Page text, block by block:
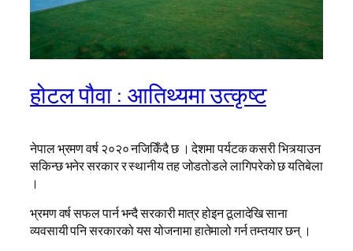
होटल पौवा : आतिथ्यमा उत्कृष्ट
नेपाल भ्रमण वर्ष २०२० नजिकिँदै छ । देशमा पर्यटक कसरी भित्र्याउन
सकिन्छ भनेर सरकार र स्थानीय तह जोडतोडले लागिपरेको छ यतिबेला
।
भ्रमण वर्ष सफल पार्न भन्दै सरकारी मात्र होइन ठूलादेखि साना
व्यवसायी पनि सरकारको यस योजनामा हातेमालो गर्न तम्तयार छन् ।